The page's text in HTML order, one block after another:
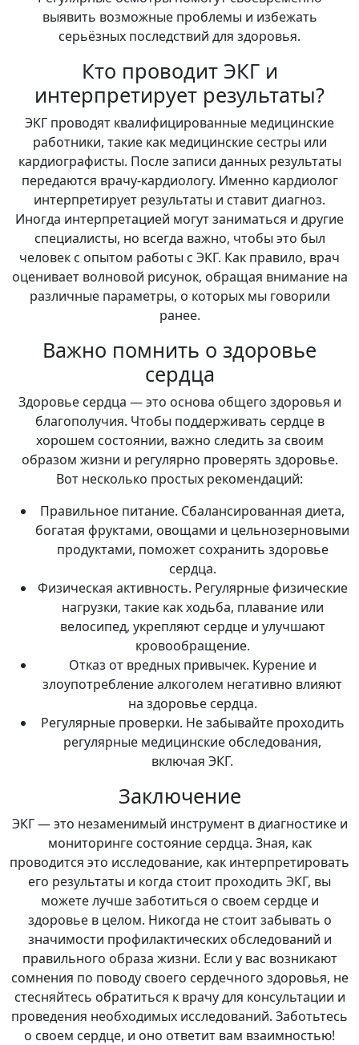
выявить возможные проблемы и избежать
серьёзных последствий для здоровья.
Кто проводит ЭКГ и
интерпретирует результаты?
ЭКГ проводят квалифицированные медицинские
работники, такие как медицинские сестры или
кардиографисты. После записи данных результаты
передаются врачу-кардиологу. Именно кардиолог
интерпретирует результаты и ставит диагноз.
Иногда интерпретацией могут заниматься и другие
специалисты, но всегда важно, чтобы это был
человек с опытом работы с ЭКГ. Как правило, врач
оценивает волновой рисунок, обращая внимание на
различные параметры, о которых мы говорили
ранее.
Важно помнить о здоровье
сердца
Здоровье сердца — это основа общего здоровья и
благополучия. Чтобы поддерживать сердце в
хорошем состоянии, важно следить за своим
образом жизни и регулярно проверять здоровье.
Вот несколько простых рекомендаций:
Правильное питание. Сбалансированная диета,
богатая фруктами, овощами и цельнозерновыми
продуктами, поможет сохранить здоровье
сердца.
Физическая активность. Регулярные физические
нагрузки, такие как ходьба, плавание или
велосипед, укрепляют сердце и улучшают
кровообращение.
Отказ от вредных привычек. Курение и
злоупотребление алкоголем негативно влияют
на здоровье сердца.
Регулярные проверки. Не забывайте проходить
регулярные медицинские обследования,
включая ЭКГ.
Заключение
ЭКГ — это незаменимый инструмент в диагностике и
мониторинге состояние сердца. Зная, как
проводится это исследование, как интерпретировать
его результаты и когда стоит проходить ЭКГ, вы
можете лучше заботиться о своем сердце и
здоровье в целом. Никогда не стоит забывать о
значимости профилактических обследований и
правильного образа жизни. Если у вас возникают
сомнения по поводу своего сердечного здоровья, не
стесняйтесь обратиться к врачу для консультации и
проведения необходимых исследований. Заботьтесь
о своем сердце, и оно ответит вам взаимностью!